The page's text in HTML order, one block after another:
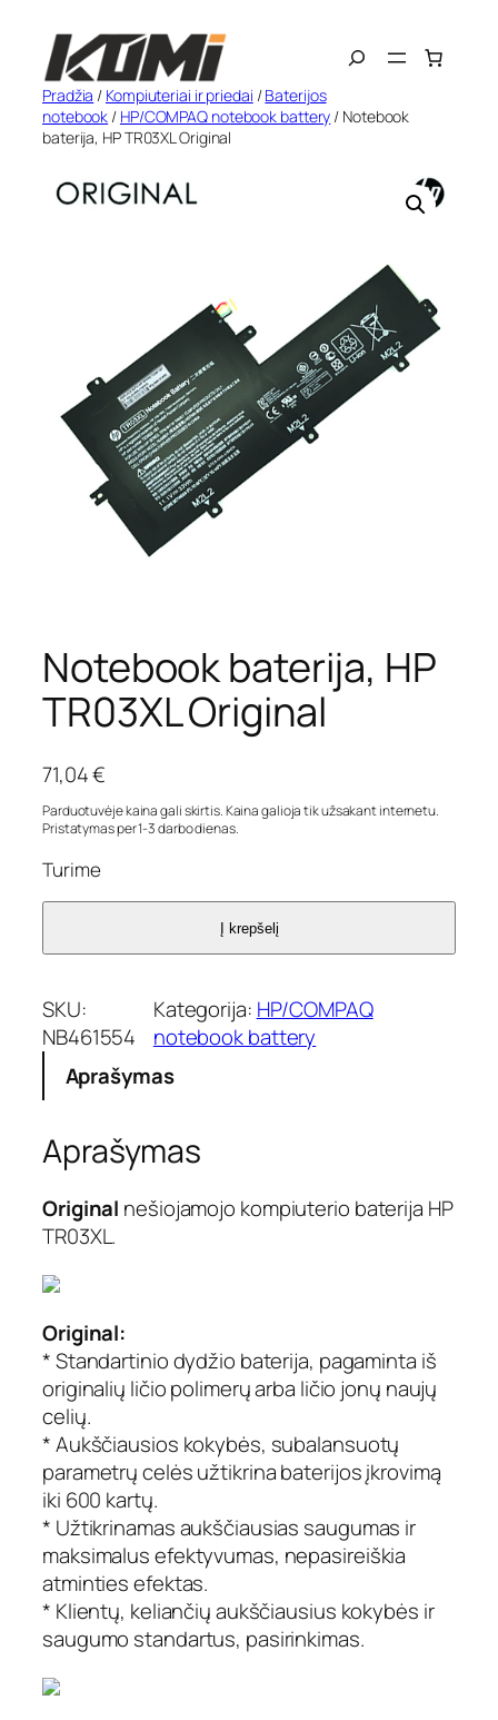
turinio
Search
Pradžia / Kompiuteriai ir priedai /Baterijos
notebook / HP/COMPAQ notebook battery / Notebook
baterija, HP TR03XL Original
Notebook baterija, HP
TR03XL Original
71,04€
Parduotuvėje kaina gali skirtis. Kaina galioja tik užsakant internetu.
Pristatymas per 1-3 darbo dienas.
Turime
Į krepšelį
SKU:
NB461554
Kategorija: HP/COMPAQ
notebook battery
Aprašymas
Aprašymas
Original nešiojamojo kompiuterio baterija HP
TR03XL.
Original:
* Standartinio dydžio baterija, pagaminta iš
originalių ličio polimerų arba ličio jonų naujų
celių.
* Aukščiausios kokybės, subalansuotų
parametrų celės užtikrina baterijos įkrovimą
iki 600 kartų.
* Užtikrinamas aukščiausias saugumas ir
maksimalus efektyvumas, nepasireiškia
atminties efektas.
* Klientų, keliančių aukščiausius kokybės ir
saugumo standartus, pasirinkimas.